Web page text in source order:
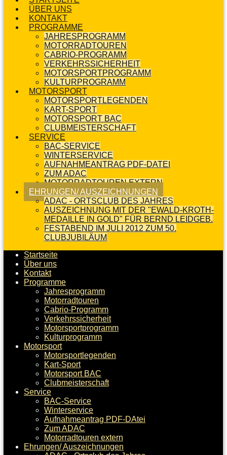
ÜBER UNS
KONTAKT
PROGRAMME
JAHRESPROGRAMM
MOTORRADTOUREN
CABRIO-PROGRAMM
VERKEHRSSICHERHEIT
MOTORSPORTPROGRAMM
KULTURPROGRAMM
MOTORSPORT
MOTORSPORTLEGENDEN
KART-SPORT
MOTORSPORT BAC
CLUBMEISTERSCHAFT
SERVICE
BAC-SERVICE
WINTERSERVICE
AUFNAHMEANTRAG PDF-DATEI
ZUM ADAC
MOTORRADTOUREN EXTERN
EHRUNGEN/ AUSZEICHNUNGEN
ADAC - ORTSCLUB DES JAHRES
AUSZEICHNUNG MIT DER "EWALD-KROTH-
MEDAILLE IN GOLD" FÜR BERND LEIDGEB.
FESTABEND IM JULI 2012 ZUM 50.
CLUBJUBILÄUM
Startseite
Über uns
Kontakt
Programme
Jahresprogramm
Motorradtouren
Cabrio-Programm
Verkehrssicherheit
Motorsportprogramm
Kulturprogramm
Motorsport
Motorsportlegenden
Kart-Sport
Motorsport BAC
Clubmeisterschaft
Service
BAC-Service
Winterservice
Aufnahmeantrag PDF-DAtei
Zum ADAC
Motorradtouren extern
Ehrungen/ Auszeichnungen